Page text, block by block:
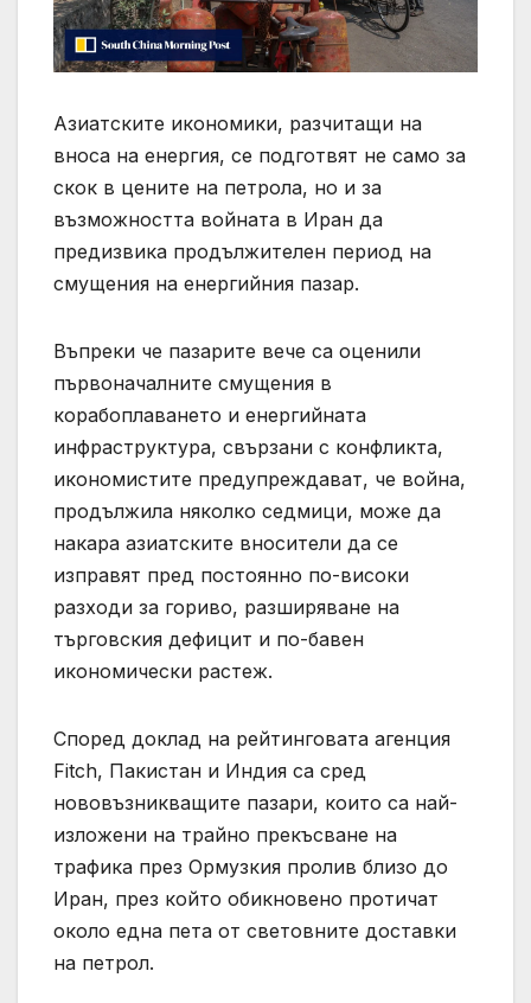
Азиатските икономики, разчитащи на
вноса на енергия, се подготвят не само за
скок в цените на петрола, но и за
възможността войната в Иран да
предизвика продължителен период на
смущения на енергийния пазар.
Въпреки че пазарите вече са оценили
първоначалните смущения в
корабоплаването и енергийната
инфраструктура, свързани с конфликта,
икономистите предупреждават, че война,
продължила няколко седмици, може да
накара азиатските вносители да се
изправят пред постоянно по-високи
разходи за гориво, разширяване на
търговския дефицит и по-бавен
икономически растеж.
Според доклад на рейтинговата агенция
Fitch, Пакистан и Индия са сред
нововъзникващите пазари, които са най-
изложени на трайно прекъсване на
трафика през Ормузкия пролив близо до
Иран, през който обикновено протичат
около една пета от световните доставки
на петрол.